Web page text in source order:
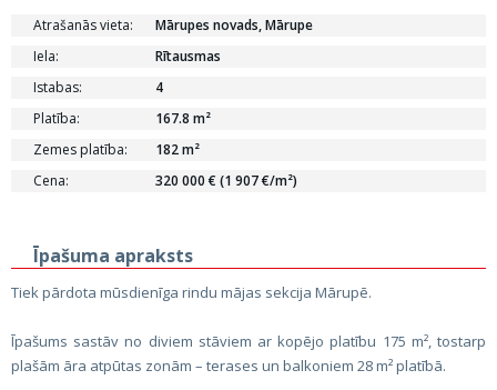
Atrašanās vieta:
Mārupes novads, Mārupe
Iela:
Rītausmas
Istabas:
4
Platība:
167.8 m²
Zemes platība:
182 m²
Cena:
320 000 € (1 907 €/m²)
Īpašuma apraksts
Tiek pārdota mūsdienīga rindu mājas sekcija Mārupē.
Īpašums sastāv no diviem stāviem ar kopējo platību 175 m², tostarp
plašām āra atpūtas zonām – terases un balkoniem 28 m² platībā.